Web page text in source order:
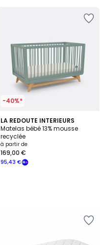
-40%*
LA REDOUTE INTERIEURS
Matelas bébé 13% mousse
recyclée
à partir de
95,43 €
169,00 €